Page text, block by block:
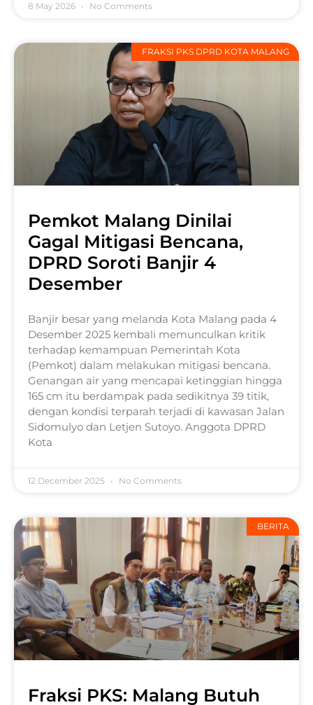
8 May 2026 No Comments
FRAKSI PKS DPRD KOTA MALANG
Pemkot Malang Dinilai
Gagal Mitigasi Bencana,
DPRD Soroti Banjir 4
Desember
Banjir besar yang melanda Kota Malang pada 4
Desember 2025 kembali memunculkan kritik
terhadap kemampuan Pemerintah Kota
(Pemkot) dalam melakukan mitigasi bencana.
Genangan air yang mencapai ketinggian hingga
165 cm itu berdampak pada sedikitnya 39 titik,
dengan kondisi terparah terjadi di kawasan Jalan
Sidomulyo dan Letjen Sutoyo. Anggota DPRD
Kota
12 December 2025 No Comments
BERITA
Fraksi PKS: Malang Butuh